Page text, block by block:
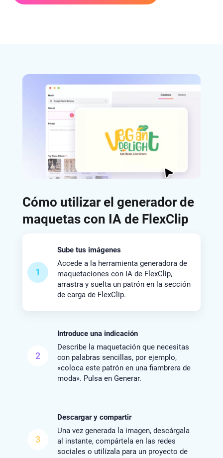
Cómo utilizar el generador de
maquetas con IA de FlexClip
1
Sube tus imágenes
Accede a la herramienta generadora de
maquetaciones con IA de FlexClip,
arrastra y suelta un patrón en la sección
de carga de FlexClip.
2
Introduce una indicación
Describe la maquetación que necesitas
con palabras sencillas, por ejemplo,
«coloca este patrón en una fiambrera de
moda». Pulsa en Generar.
3
Descargar y compartir
Una vez generada la imagen, descárgala
al instante, compártela en las redes
sociales o utilízala para un proyecto de